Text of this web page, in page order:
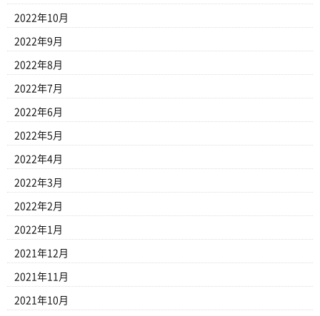
2022年10月
2022年9月
2022年8月
2022年7月
2022年6月
2022年5月
2022年4月
2022年3月
2022年2月
2022年1月
2021年12月
2021年11月
2021年10月